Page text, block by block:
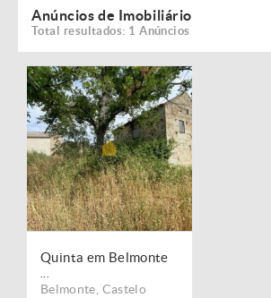
Anúncios de Imobiliário
Total resultados: 1 Anúncios
Quinta em Belmonte
Belmonte Castelo